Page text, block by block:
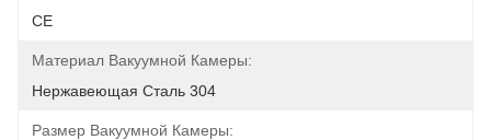
CE
Материал Вакуумной Камеры:
Нержавеющая Сталь 304
Размер Вакуумной Камеры: